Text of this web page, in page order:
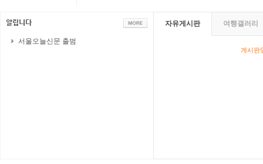
서울오늘신문 출범
자유게시판 여행갤러리
게시판